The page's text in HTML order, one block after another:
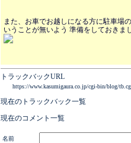
また、お車でお越しになる方に駐車場
いうことが無いよう 準備をしておき
トラックバックURL
https://www.kasumigaura.co.jp/cgi-bin/blog/
現在のトラックバック一覧
現在のコメント一覧
名前